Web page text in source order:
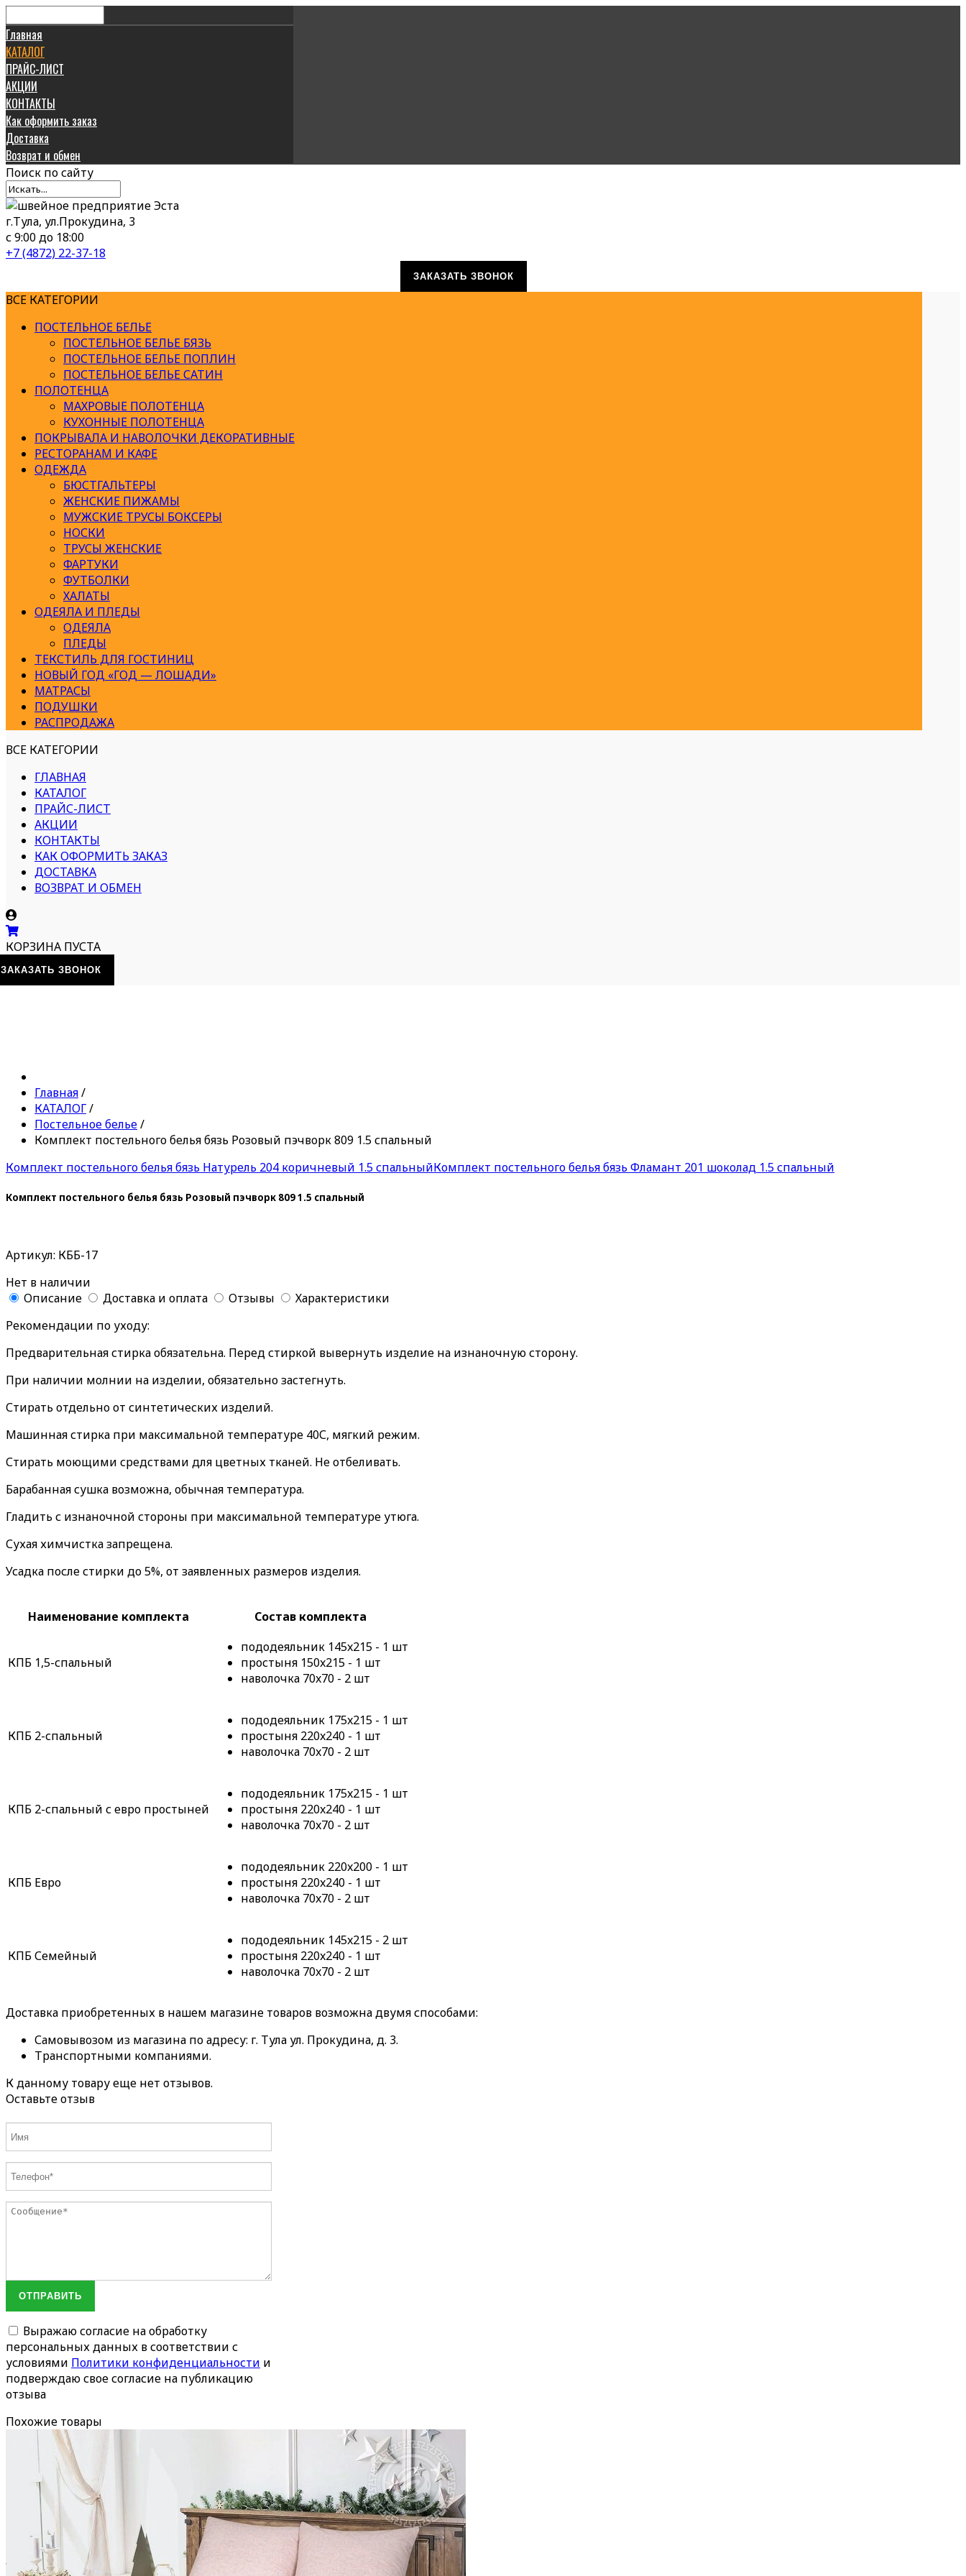
Главная
КАТАЛОГ
ПРАЙС-ЛИСТ
АКЦИИ
КОНТАКТЫ
Как оформить заказ
Доставка
Возврат и обмен
Поиск по сайту
г.Тула, ул.Прокудина, 3
с 9:00 до 18:00
+7 (4872) 22-37-18
ЗАКАЗАТЬ ЗВОНОК
ВСЕ КАТЕГОРИИ
ПОСТЕЛЬНОЕ БЕЛЬЕ
ПОСТЕЛЬНОЕ БЕЛЬЕ БЯЗЬ
ПОСТЕЛЬНОЕ БЕЛЬЕ ПОПЛИН
ПОСТЕЛЬНОЕ БЕЛЬЕ САТИН
ПОЛОТЕНЦА
МАХРОВЫЕ ПОЛОТЕНЦА
КУХОННЫЕ ПОЛОТЕНЦА
ПОКРЫВАЛА И НАВОЛОЧКИ ДЕКОРАТИВНЫЕ
РЕСТОРАНАМ И КАФЕ
ОДЕЖДА
БЮСТГАЛЬТЕРЫ
ЖЕНСКИЕ ПИЖАМЫ
МУЖСКИЕ ТРУСЫ БОКСЕРЫ
НОСКИ
ТРУСЫ ЖЕНСКИЕ
ФАРТУКИ
ФУТБОЛКИ
ХАЛАТЫ
ОДЕЯЛА И ПЛЕДЫ
ОДЕЯЛА
ПЛЕДЫ
ТЕКСТИЛЬ ДЛЯ ГОСТИНИЦ
НОВЫЙ ГОД «ГОД — ЛОШАДИ»
МАТРАСЫ
ПОДУШКИ
РАСПРОДАЖА
ВСЕ КАТЕГОРИИ
ГЛАВНАЯ
КАТАЛОГ
ПРАЙС-ЛИСТ
АКЦИИ
КОНТАКТЫ
КАК ОФОРМИТЬ ЗАКАЗ
ДОСТАВКА
ВОЗВРАТ И ОБМЕН
КОРЗИНА ПУСТА
ЗАКАЗАТЬ ЗВОНОК
Главная/
КАТАЛОГ/
Постельное белье/
Комплект постельного белья бязь Розовый пэчворк 809 1.5 спальный
Комплект постельного белья бязь Натурель 204 коричневый 1.5 спальныйКомплект постельного белья бязь Фламант 201 шоколад 1.5 спальный
Комплект постельного белья бязь Розовый пэчворк 809 1.5 спальный
Артикул: КББ-17
Нет в наличии
Описание
Доставка и оплата Отзывы
Характеристики
Рекомендации по уходу:
Предварительная стирка обязательна. Перед стиркой вывернуть изделие на изнаночную сторону.
При наличии молнии на изделии, обязательно застегнуть.
Стирать отдельно от синтетических изделий.
Машинная стирка при максимальной температуре 40С, мягкий режим.
Стирать моющими средствами для цветных тканей. Не отбеливать.
Барабанная сушка возможна, обычная температура.
Гладить с изнаночной стороны при максимальной температуре утюга.
Сухая химчистка запрещена.
Усадка после стирки до 5%, от заявленных размеров изделия.
Наименование комплекта Состав комплекта
КПБ 1,5-спальный
пододеяльник 145x215 - 1 шт
простыня 150x215 - 1 шт
наволочка 70x70 - 2 шт
КПБ 2-спальный
пододеяльник 175x215 - 1 шт
простыня 220x240 - 1 шт
наволочка 70x70 - 2 шт
КПБ 2-спальный с евро простыней
пододеяльник 175x215 - 1 шт
простыня 220x240 - 1 шт
наволочка 70x70 - 2 шт
КПБ Евро
пододеяльник 220x200 - 1 шт
простыня 220x240 - 1 шт
наволочка 70x70 - 2 шт
КПБ Семейный
пододеяльник 145x215 - 2 шт
простыня 220x240 - 1 шт
наволочка 70x70 - 2 шт
Доставка приобретенных в нашем магазине товаров возможна двумя способами:
Самовывозом из магазина по адресу: г. Тула ул. Прокудина, д. 3.
Транспортными компаниями.
К данному товару еще нет отзывов.
Оставьте отзыв
ОТПРАВИТЬ
Выражаю согласие на обработку
персональных данных в соответствии с
условиями Политики конфиденциальности и
подверждаю свое согласие на публикацию
отзыва
Похожие товары